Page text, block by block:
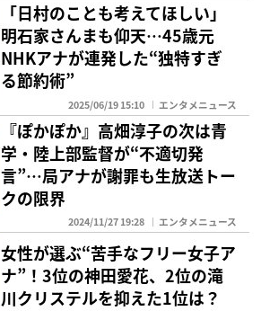
「日村のことも考えてほしい」
明石家さんまも仰天…45歳元
NHKアナが連発した“独特すぎ
る節約術”
2025/06/19 15:10 エンタメニュース
『ぽかぽか』高畑淳子の次は青
学・陸上部監督が“不適切発
言”…局アナが謝罪も生放送トー
クの限界
2024/11/27 19:28 エンタメニュース
女性が選ぶ“苦手なフリー女子ア
ナ”！3位の神田愛花、2位の滝
川クリステルを抑えた1位は？